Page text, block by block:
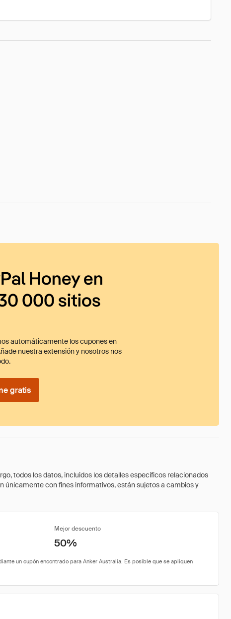
Honey en
000 sitios
automáticamente los cupones en
nuestra extensión y nosotros nos
gratis
todos los datos, incluidos los detalles específicos relacionados
únicamente con fines informativos, están sujetos a cambios y
Mejor descuento
50%